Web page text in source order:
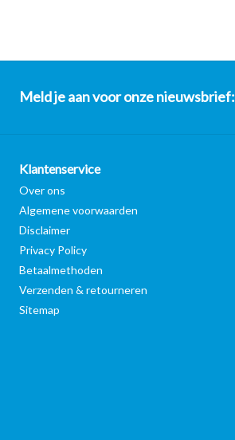
Meld je aan voor onze nieuwsbrief:
Klantenservice
Over ons
Algemene voorwaarden
Disclaimer
Privacy Policy
Betaalmethoden
Verzenden & retourneren
Sitemap